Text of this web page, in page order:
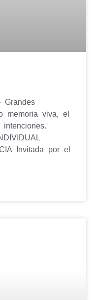
Grandes
memoria viva, el
Invitada por el